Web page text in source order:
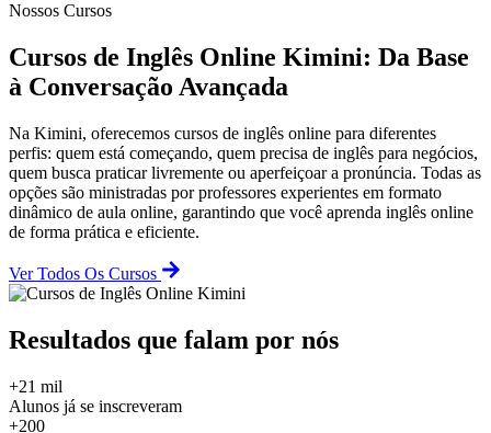
Nossos Cursos
Cursos de Inglês Online Kimini: Da Base
à Conversação Avançada
Na Kimini, oferecemos cursos de inglês online para diferentes
perfis: quem está começando, quem precisa de inglês para negócios,
quem busca praticar livremente ou aperfeiçoar a pronúncia. Todas as
opções são ministradas por professores experientes em formato
dinâmico de aula online, garantindo que você aprenda inglês online
de forma prática e eficiente.
Ver Todos Os Cursos
Resultados que falam por nós
+21 mil
Alunos já se inscreveram
+200